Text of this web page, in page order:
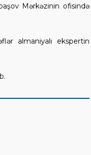
Mərkəzinin ofisində
almaniyalı ekspertin